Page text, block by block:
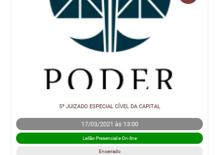
5º JUIZADO ESPECIAL CÍVEL DA CAPITAL
17/03/2021 às 13:00
Leilão Presencial e On-line
Encerrado